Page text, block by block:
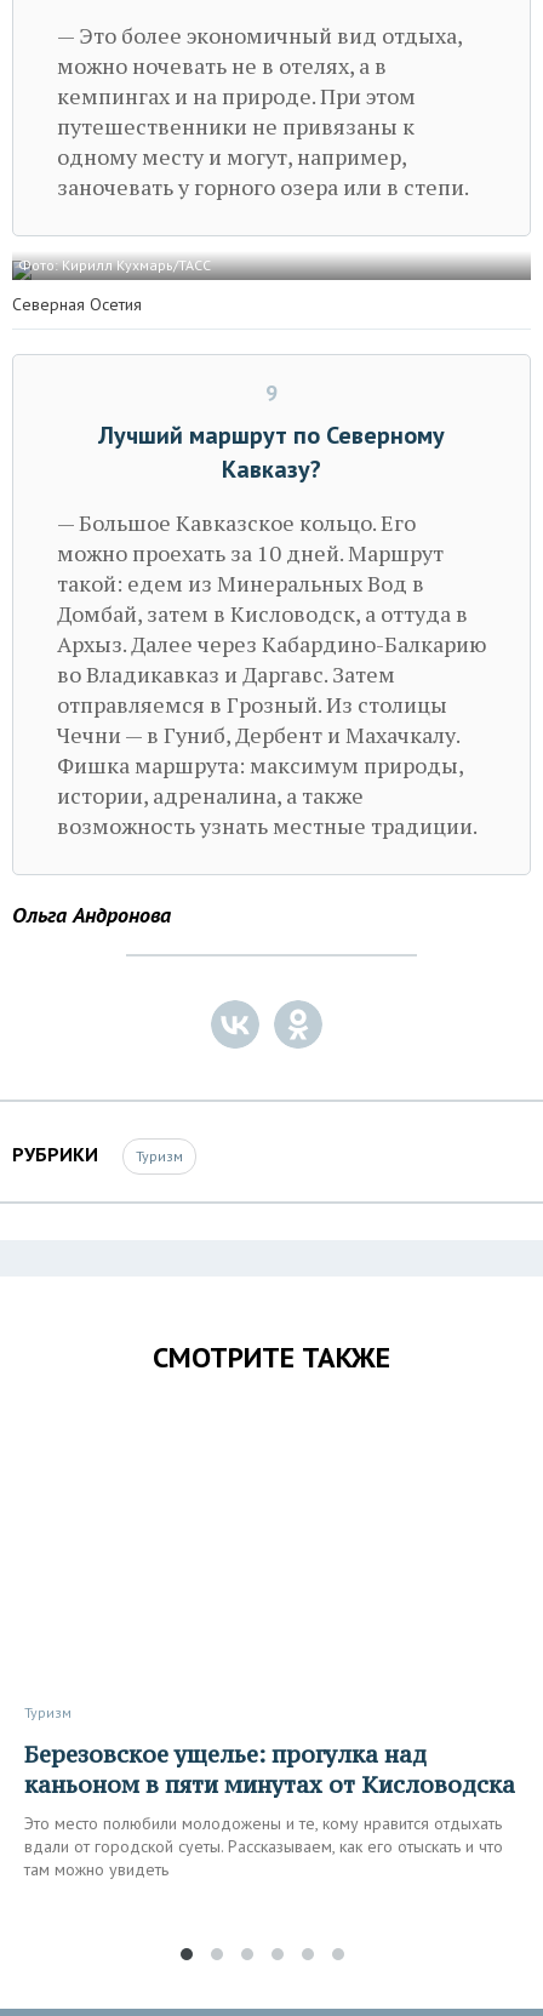
— Это более экономичный вид отдыха,
можно ночевать не в отелях, а в
кемпингах и на природе. При этом
путешественники не привязаны к
одному месту и могут, например,
заночевать у горного озера или в степи.
Фото: Кирилл Кухмарь/ТАСС
Северная Осетия
9
Лучший маршрут по Северному
Кавказу?
— Большое Кавказское кольцо. Его
можно проехать за 10 дней. Маршрут
такой: едем из Минеральных Вод в
Домбай, затем в Кисловодск, а оттуда в
Архыз. Далее через Кабардино-Балкарию
во Владикавказ и Даргавс. Затем
отправляемся в Грозный. Из столицы
Чечни — в Гуниб, Дербент и Махачкалу.
Фишка маршрута: максимум природы,
истории, адреналина, а также
возможность узнать местные традиции.
Ольга Андронова
РУБРИКИ Туризм
СМОТРИТЕ ТАКЖЕ
Туризм
Березовское ущелье: прогулка над
каньоном в пяти минутах от Кисловодска
Это место полюбили молодожены и те, кому нравится отдыхать
вдали от городской суеты. Рассказываем, как его отыскать и что
там можно увидеть